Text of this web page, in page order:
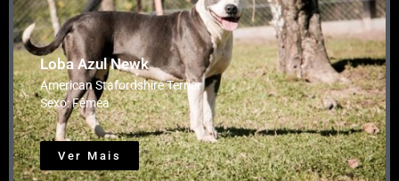
Loba Azul Newk
American Stafordshire Terrier
Sexo: Fêmea
Ver Mais